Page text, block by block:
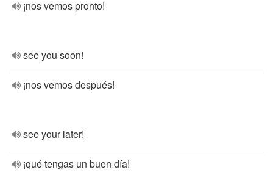
¡nos vemos pronto!
see you soon!
¡nos vemos después!
see your later!
¡qué tengas un buen día!